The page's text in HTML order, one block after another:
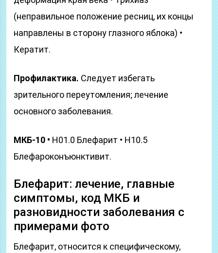
(неправильное положение ресниц, их концы
направлены в сторону глазного яблока) •
Кератит.
Профилактика. Следует избегать
зрительного переутомления; лечение
основного заболевания.
МКБ-10 • H01.0 Блефарит • H10.5
Блефароконъюнктивит.
Блефарит: лечение, главные
симптомы, код МКБ и
разновидности заболевания с
примерами фото
Блефарит, относится к специфическому,